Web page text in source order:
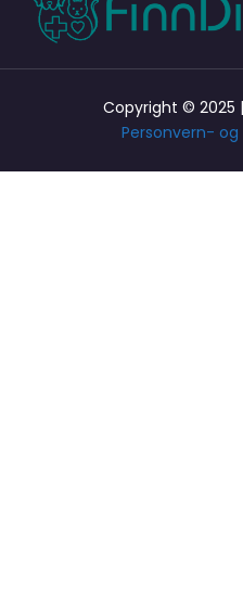
Copyright © 2025
Personvern-